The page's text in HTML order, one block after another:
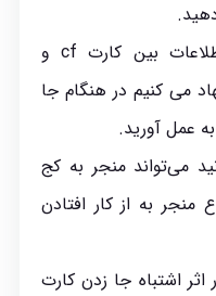
پین های فوق کار جابجایی اطلاعات بین کارت cf و
می کنیم در هنگام جا
می‌تواند منجر به کج
به از کار افتادن
اشتباه جا زدن کارت